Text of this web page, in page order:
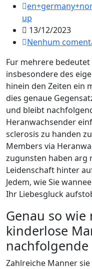
up
13/12/2023
Nenhum
Fur mehrere
insbesondere des
hinein den Zeiten ein
dies genaue
und bleibt
Heranwachsender
sclerosis zu handen
Members via
zugunsten haben arg
Leidenschaft hinter
Jedem, wie Sie
Ihr Liebesgluck
Genau so wie
kinderlose
Zahlreiche Manner